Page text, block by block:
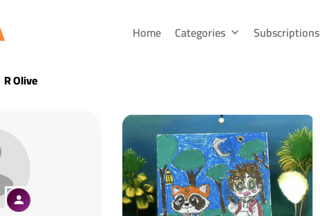
Home Categories Subscriptions
R Olive